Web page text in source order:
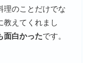
理のことだけでな
教えてくれまし
面白かったです。